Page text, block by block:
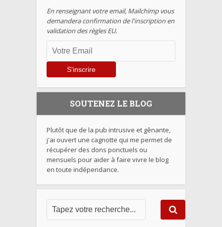
En renseignant votre email, Mailchimp vous
demandera confirmation de l'inscription en
validation des règles EU.
SOUTENEZ LE BLOG
Plutôt que de la pub intrusive et gênante,
j'ai ouvert une cagnotte qui me permet de
récupérer des dons ponctuels ou
mensuels pour aider à faire vivre le blog
en toute indépendance.